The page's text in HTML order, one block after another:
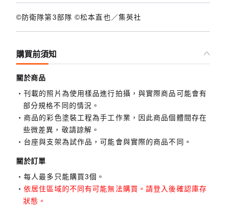
©防衛隊第3部隊 ©松本直也／集英社
購買前須知
關於商品
刊載的照片為使用樣品進行拍攝，與實際商品可能會有
部分規格不同的情況。
商品的彩色塗裝工程為手工作業，因此商品個體間存在
些微差異，敬請諒解。
台座與支架為試作品，可能會與實際的商品不同。
關於訂單
每人最多只能購買3個。
依居住區域的不同有可能無法購買。請登入後確認庫存
狀態。